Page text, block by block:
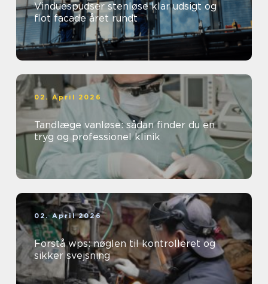
Vinduespudser stenløse klar udsigt og
flot facade året rundt
02. April 2026
Tandlæge vanløse: sådan finder du en
tryg og professionel klinik
02. April 2026
Forstå wps: nøglen til kontrolleret og
sikker svejsning